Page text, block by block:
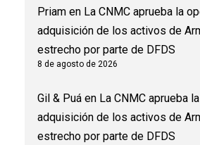
Priam en La CNMC aprueba la
adquisición de los activos de
estrecho por parte de DFDS
8 de agosto de 2026
Gil & Puá en La CNMC aprueba
adquisición de los activos de
estrecho por parte de DFDS